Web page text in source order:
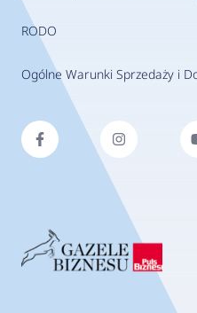
RODO
Ogólne Warunki Sprzedaży i